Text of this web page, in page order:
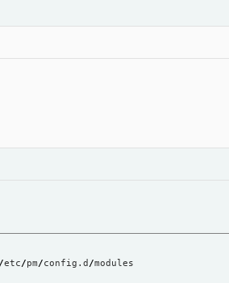
/etc/pm/config.d /modules